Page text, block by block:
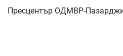
Пресцентър ОДМВР-